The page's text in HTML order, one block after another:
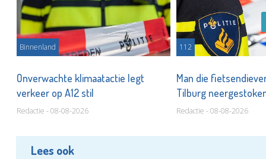
Binnenland
Onverwachte klimaatactie legt
verkeer op A12 stil
Redactie - 08-08-2026
112
Man die
Tilburg
Redactie - 08-08-2026
Lees ook